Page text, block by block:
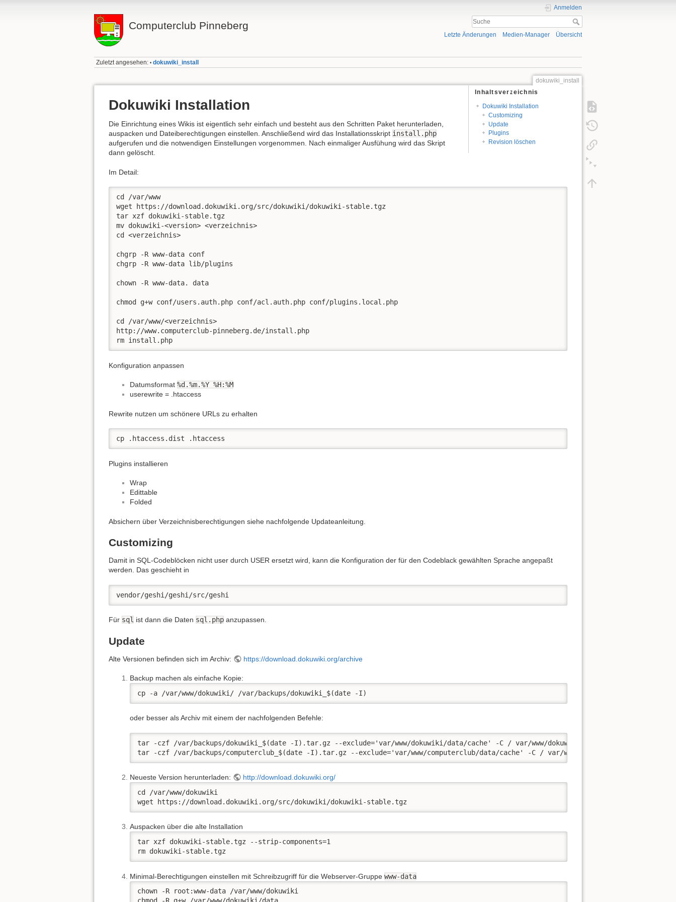
Computerclub Pinneberg
Anmelden
Letzte Änderungen Medien-Manager Übersicht
Zuletzt angesehen: • dokuwiki_install
dokuwiki_install
Inhaltsverzeichnis
Dokuwiki Installation
Customizing
Update
Plugins
Revision löschen
Dokuwiki Installation
Die Einrichtung eines Wikis ist eigentlich sehr einfach und besteht aus den Schritten Paket herunterladen,
auspacken und Dateiberechtigungen einstellen. Anschließend wird das Installationsskript install.php
aufgerufen und die notwendigen Einstellungen vorgenommen. Nach einmaliger Ausfühung wird das Skript
dann gelöscht.
Im Detail:
cd /var/www
wget https://download.dokuwiki.org/src/dokuwiki/dokuwiki-stable.tgz
tar xzf dokuwiki-stable.tgz
mv dokuwiki-<version> <verzeichnis>
cd <verzeichnis>
chgrp -R www-data conf
chgrp -R www-data lib/plugins
chown -R www-data. data
chmod g+w conf/users.auth.php conf/acl.auth.php conf/plugins.local.php
cd /var/www/<verzeichnis>
http://www.computerclub-pinneberg.de/install.php
rm install.php
Konfiguration anpassen
Datumsformat %d.%m.%Y %H:%M
userewrite = .htaccess
Rewrite nutzen um schönere URLs zu erhalten
cp .htaccess.dist .htaccess
Plugins installieren
Wrap
Edittable
Folded
Absichern über Verzeichnisberechtigungen siehe nachfolgende Updateanleitung.
Customizing
Damit in SQL-Codeblöcken nicht user durch USER ersetzt wird, kann die Konfiguration der für den Codeblack gewählten Sprache angepaßt
werden. Das geschieht in
vendor/geshi/geshi/src/geshi
Für sql ist dann die Daten sql.php anzupassen.
Update
Alte Versionen befinden sich im Archiv: https://download.dokuwiki.org/archive
Backup machen als einfache Kopie:
cp -a /var/www/dokuwiki/ /var/backups/dokuwiki_$(date -I)
oder besser als Archiv mit einem der nachfolgenden Befehle:
tar -czf /var/backups/dokuwiki_$(date -I).tar.gz --exclude='var/www/dokuwiki/data/cache' -C / var/www/dokuwiki
tar -czf /var/backups/computerclub_$(date -I).tar.gz --exclude='var/www/computerclub/data/cache' -C / var/www/computerclub
Neueste Version herunterladen:
http://download.dokuwiki.org/
cd /var/www/dokuwiki
wget https://download.dokuwiki.org/src/dokuwiki/dokuwiki-stable.tgz
Auspacken über die alte Installation
tar xzf dokuwiki-stable.tgz --strip-components=1
rm dokuwiki-stable.tgz
Minimal-Berechtigungen einstellen mit Schreibzugriff für die Webserver-Gruppe www-data
chown -R root:www-data /var/www/dokuwiki